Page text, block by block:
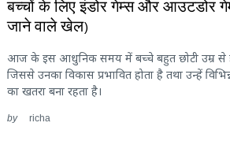
बच्चों के लिए इंडोर गेम्स और आउटडोर
जाने वाले खेल)
आज के इस आधुनिक समय में बच्चे बहुत छोटी उम्र से
जिससे उनका विकास प्रभावित होता है तथा उन्हें
का खतरा बना रहता है।
by richa